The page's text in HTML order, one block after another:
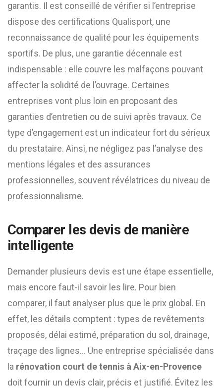
garantis. Il est conseillé de vérifier si l’entreprise
dispose des certifications Qualisport, une
reconnaissance de qualité pour les équipements
sportifs. De plus, une garantie décennale est
indispensable : elle couvre les malfaçons pouvant
affecter la solidité de l’ouvrage. Certaines
entreprises vont plus loin en proposant des
garanties d’entretien ou de suivi après travaux. Ce
type d’engagement est un indicateur fort du sérieux
du prestataire. Ainsi, ne négligez pas l’analyse des
mentions légales et des assurances
professionnelles, souvent révélatrices du niveau de
professionnalisme.
Comparer les devis de manière
intelligente
Demander plusieurs devis est une étape essentielle,
mais encore faut-il savoir les lire. Pour bien
comparer, il faut analyser plus que le prix global. En
effet, les détails comptent : types de revêtements
proposés, délai estimé, préparation du sol, drainage,
traçage des lignes… Une entreprise spécialisée dans
la rénovation court de tennis à Aix-en-Provence
doit fournir un devis clair, précis et justifié. Évitez les